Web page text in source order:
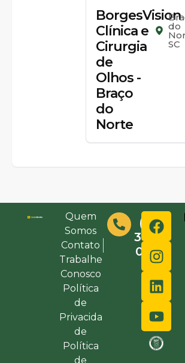
BorgesVision
Clínica e
Cirurgia
de
Olhos -
Braço
do
Norte
do
SC
Quem
Somos
Contato
Trabalhe
Conosco
Política
de
Privacida
de
Política
de
(48)
3632-
0000